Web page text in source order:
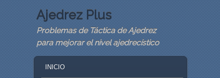
Ajedrez Plus
Problemas de Táctica de Ajedrez
para mejorar el nivel ajedrecístico
SKIP TO PRIMARY CONTENT
SKIP TO SECONDARY CONTENT
INICIO